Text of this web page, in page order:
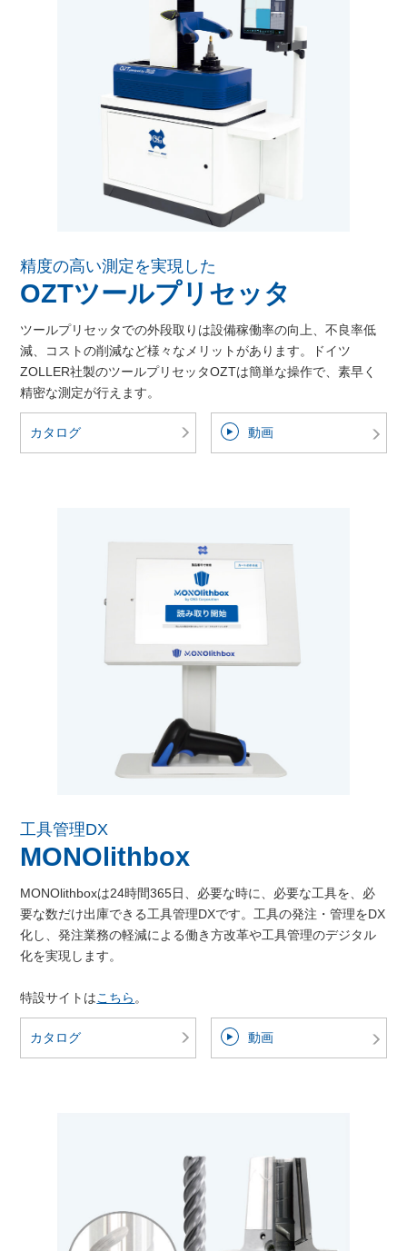
精度の高い測定を実現した
OZTツールプリセッタ
ツールプリセッタでの外段取りは設備稼働率の向上、不良率低
減、コストの削減など様々なメリットがあります。ドイツ
ZOLLER社製のツールプリセッタOZTは簡単な操作で、素早く
精密な測定が行えます。
カタログ 動画
工具管理DX
MONOlithbox
MONOlithboxは24時間365日、必要な時に、必要な工具を、必
要な数だけ出庫できる工具管理DXです。工具の発注・管理をDX
化し、発注業務の軽減による働き方改革や工具管理のデジタル
化を実現します。
特設サイトはこちら。
カタログ 動画